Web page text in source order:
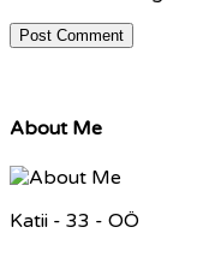
About Me
Katii - 33 - OÖ